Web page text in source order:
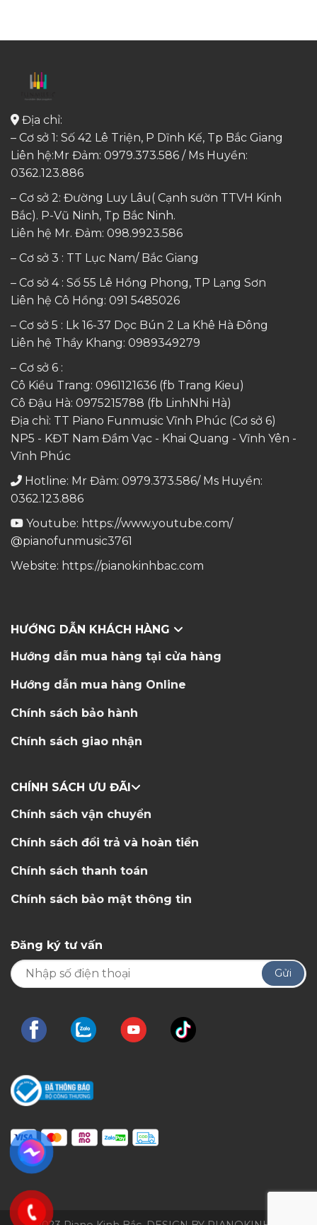
Địa chỉ:
– Cơ sở 1: Số 42 Lê Triện, P Dĩnh Kế, Tp Bắc Giang
Liên hệ:Mr Đảm: 0979.373.586 / Ms Huyền:
0362.123.886
– Cơ sở 2: Đường Luy Lâu( Cạnh sườn TTVH Kinh
Bắc). P-Vũ Ninh, Tp Bắc Ninh.
Liên hệ Mr. Đảm: 098.9923.586
– Cơ sở 3 : TT Lục Nam/ Bắc Giang
– Cơ sở 4 : Số 55 Lê Hồng Phong, TP Lạng Sơn
Liên hệ Cô Hồng: 091 5485026
– Cơ sở 5 : Lk 16-37 Dọc Bún 2 La Khê Hà Đông
Liên hệ Thầy Khang: 0989349279
– Cơ sở 6 :
Cô Kiều Trang: 0961121636 (fb Trang Kieu)
Cô Đậu Hà: 0975215788 (fb LinhNhi Hà)
Địa chỉ: TT Piano Funmusic Vĩnh Phúc (Cơ sở 6)
NP5 - KĐT Nam Đầm Vạc - Khai Quang - Vĩnh Yên -
Vĩnh Phúc
Hotline: Mr Đảm: 0979.373.586/ Ms Huyền:
0362.123.886
Youtube: https://www.youtube.com/
@pianofunmusic3761
Website: https://pianokinhbac.com
HƯỚNG DẪN KHÁCH HÀNG
Hướng dẫn mua hàng tại cửa hàng
Hướng dẫn mua hàng Online
Chính sách bảo hành
Chính sách giao nhận
CHÍNH SÁCH ƯU ĐÃI
Chính sách vận chuyển
Chính sách đổi trả và hoàn tiền
Chính sách thanh toán
Chính sách bảo mật thông tin
Đăng ký tư vấn